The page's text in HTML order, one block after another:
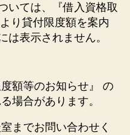
いては、『借入資格取
り貸付限度額を案内
は表示されません。
額等のお知らせ』 の
場合があります。
までお問い合わせく